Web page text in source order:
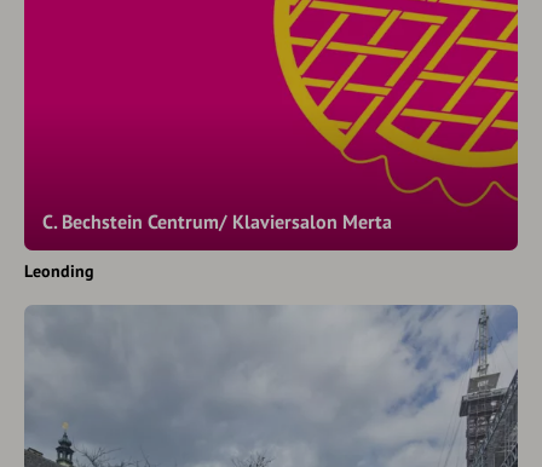
C. Bechstein Centrum/ Klaviersalon Merta
Leonding